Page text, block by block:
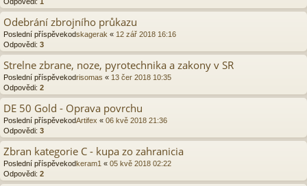
Odebrání zbrojního průkazu
Poslední příspěvekodskagerak « 12 zář 2018 16:16
Odpovědi: 3
Strelne zbrane, noze, pyrotechnika a zakony v SR
Poslední příspěvekodrisomas « 13 čer 2018 10:35
Odpovědi: 2
DE 50 Gold - Oprava povrchu
Poslední příspěvekodArtifex « 06 kvě 2018 21:36
Odpovědi: 3
Zbran kategorie C - kupa zo zahranicia
Poslední příspěvekodkeram1 « 05 kvě 2018 02:22
Odpovědi: 2